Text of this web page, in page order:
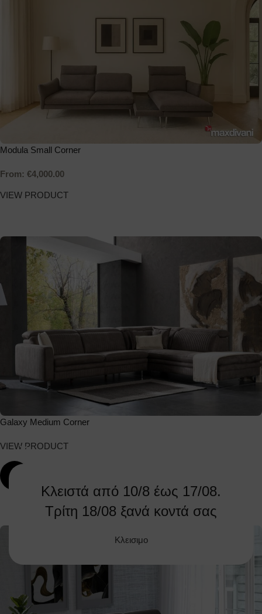
Κλειστά από 10/8 έως 17/08.
Τρίτη 18/08 ξανά κοντά σας
Κλεισιμο
Modula Small Corner
From: €4,000.00
VIEW PRODUCT
Galaxy Medium Corner
VIEW PRODUCT